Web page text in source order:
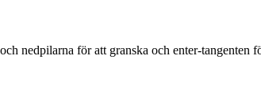
nedpilarna för att granska och enter-tangenten